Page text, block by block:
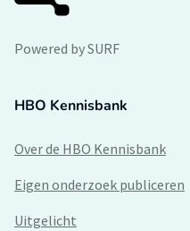
Powered by SURF
HBO Kennisbank
Over de HBO Kennisbank
Eigen onderzoek publiceren
Uitgelicht